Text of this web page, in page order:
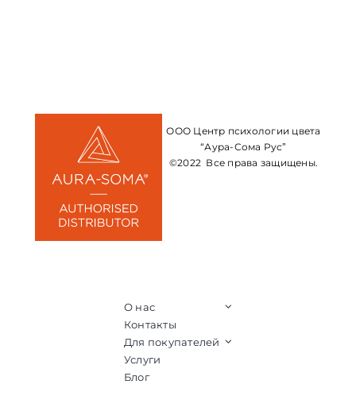
ООО Центр психологии цвета
“Аура-Сома Рус”
©2022 Все права защищены.
О нас
Контакты
Для покупателей
Услуги
Блог